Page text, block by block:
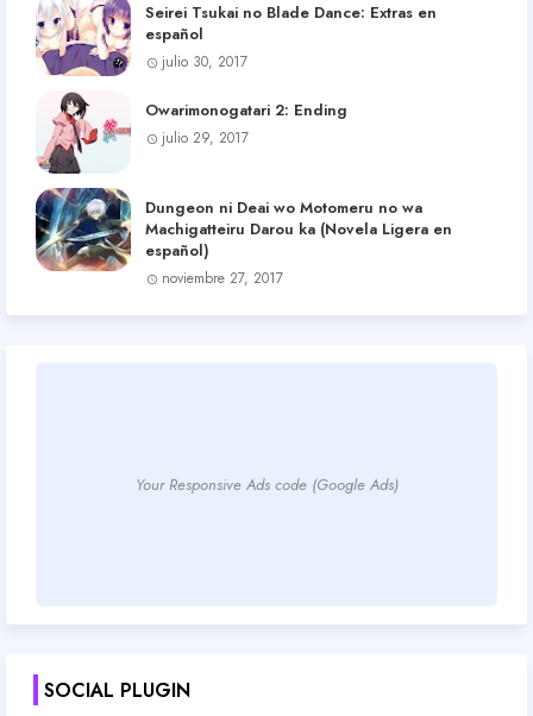
Seirei Tsukai no Blade Dance: Extras en
español
julio 30, 2017
Owarimonogatari 2: Ending
julio 29, 2017
Dungeon ni Deai wo Motomeru no wa
Machigatteiru Darou ka (Novela Ligera en
español)
noviembre 27, 2017
Your Responsive Ads code (Google Ads)
SOCIAL PLUGIN